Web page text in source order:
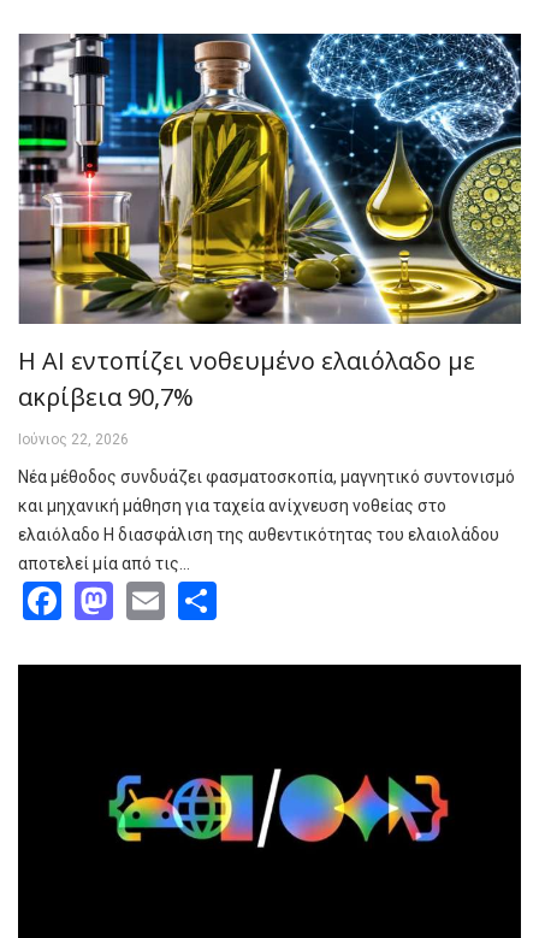
Η AI εντοπίζει νοθευμένο ελαιόλαδο με
ακρίβεια 90,7%
Ιούνιος 22, 2026
Νέα μέθοδος συνδυάζει φασματοσκοπία, μαγνητικό συντονισμό
και μηχανική μάθηση για ταχεία ανίχνευση νοθείας στο
ελαιόλαδο Η διασφάλιση της αυθεντικότητας του ελαιολάδου
αποτελεί μία από τις…
Facebook
Mastodon
Email